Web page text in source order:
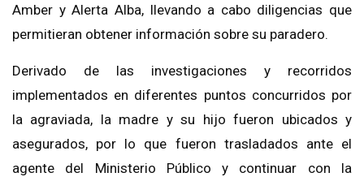
Amber y Alerta Alba, llevando a cabo diligencias que
permitieran obtener información sobre su paradero.
Derivado de las investigaciones y recorridos
implementados en diferentes puntos concurridos por
la agraviada, la madre y su hijo fueron ubicados y
asegurados, por lo que fueron trasladados ante el
agente del Ministerio Público y continuar con la